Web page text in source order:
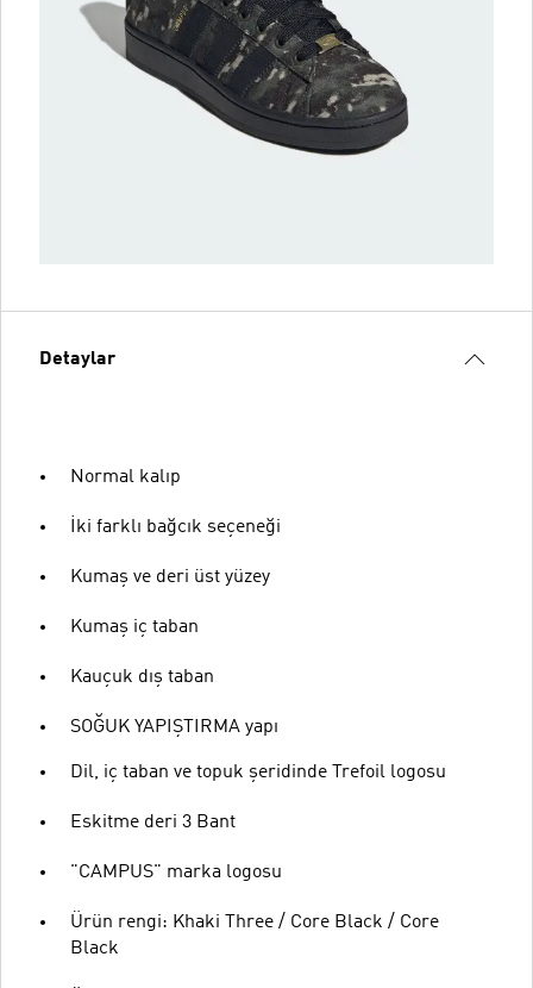
Detaylar
Normal kalıp
İki farklı bağcık seçeneği
Kumaş ve deri üst yüzey
Kumaş iç taban
Kauçuk dış taban
SOĞUK YAPIŞTIRMA yapı
Dil, iç taban ve topuk şeridinde Trefoil logosu
Eskitme deri 3 Bant
"CAMPUS" marka logosu
Ürün rengi: Khaki Three / Core Black / Core
Black